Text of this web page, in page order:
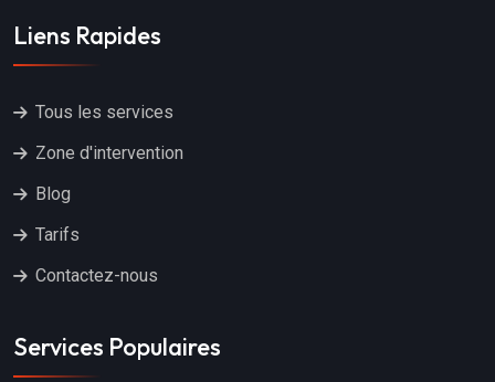
Liens Rapides
Tous les services
Zone d'intervention
Blog
Tarifs
Contactez-nous
Services Populaires